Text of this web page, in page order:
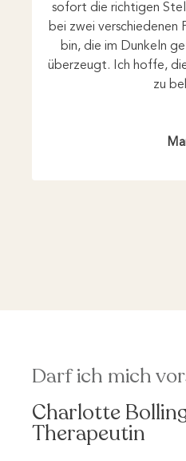
sofort die richtigen
bei zwei verschiedenen
bin, die im Dunkeln
überzeugt. Ich hoffe,
zu
Darf ich mich
Charlotte
Therapeutin